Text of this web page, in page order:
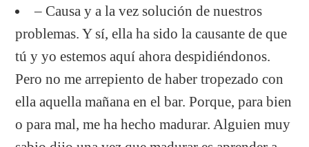
– Causa y a la vez solución de nuestros
problemas. Y sí, ella ha sido la causante de que
tú y yo estemos aquí ahora despidiéndonos.
Pero no me arrepiento de haber tropezado con
ella aquella mañana en el bar. Porque, para bien
o para mal, me ha hecho madurar. Alguien muy